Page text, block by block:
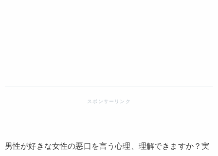
男性が好きな女性の悪口を言う心理、理解できますか？実